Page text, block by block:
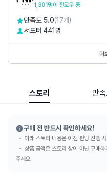
1,301명이 팔로우 중
만족도 5.0(17개)
서포터 441명
더
스토리 만
구매 전 반드시 확인하세요!
아래 스토리 내용은 이전 펀딩 진행
상품 금액은 스토리 상이 아닌 구매
주세요.